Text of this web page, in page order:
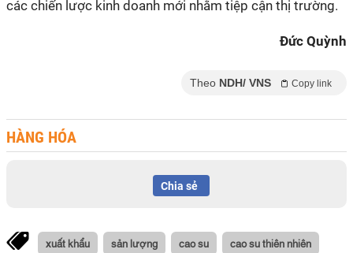
các chiến lược kinh doanh mới nhằm tiệp cận thị trường.
Đức Quỳnh
Theo NDH/ VNS Copy link
HÀNG HÓA
Chia sẻ
xuất khẩu sản lượng cao su cao su thiên nhiên